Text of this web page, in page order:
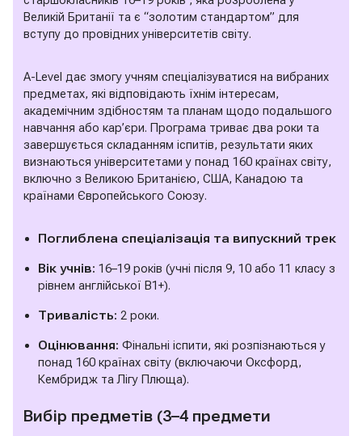
Великій Британії та є “золотим стандартом” для
вступу до провідних університетів світу.
A-Level дає змогу учням спеціалізуватися на вибраних
предметах, які відповідають їхнім інтересам,
академічним здібностям та планам щодо подальшого
навчання або кар’єри. Програма триває два роки та
завершується складанням іспитів, результати яких
визнаються університетами у понад 160 країнах світу,
включно з Великою Британією, США, Канадою та
країнами Європейського Союзу.
Поглиблена спеціалізація та випускний трек
Вік учнів: 16–19 років (учні після 9, 10 або 11 класу з
рівнем англійської B1+).
Тривалість: 2 роки.
Оцінювання: Фінальні іспити, які розпізнаються у
понад 160 країнах світу (включаючи Оксфорд,
Кембридж та Лігу Плюща).
Вибір предметів (3–4 предмети